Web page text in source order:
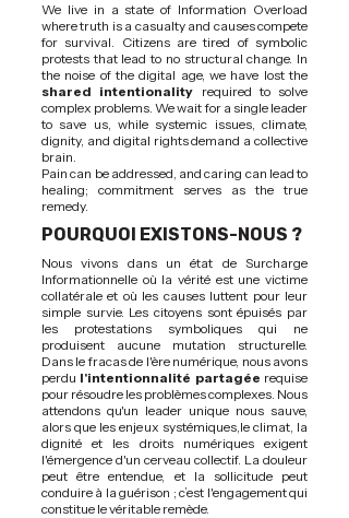
We live in a state of Information Overload
where truth is a casualty and causes compete
for survival. Citizens are tired of symbolic
protests that lead to no structural change. In
the noise of the digital age, we have lost the
shared intentionality required to solve
complex problems. We wait for a single leader
to save us, while systemic issues, climate,
dignity, and digital rights demand a collective
brain.
Pain can be addressed, and caring can lead to
healing; commitment serves as the true
remedy.
POURQUOI EXISTONS-NOUS ?
Nous vivons dans un état de Surcharge
Informationnelle où la vérité est une victime
collatérale et où les causes luttent pour leur
simple survie. Les citoyens sont épuisés par
les protestations symboliques qui ne
produisent aucune mutation structurelle.
Dans le fracas de l'ère numérique, nous avons
perdu l'intentionnalité partagée requise
pour résoudre les problèmes complexes. Nous
attendons qu'un leader unique nous sauve,
alors que les enjeux systémiques,le climat, la
dignité et les droits numériques exigent
l'émergence d'un cerveau collectif. La douleur
peut être entendue, et la sollicitude peut
conduire à la guérison ; c’est l'engagement qui
constitue le véritable remède.